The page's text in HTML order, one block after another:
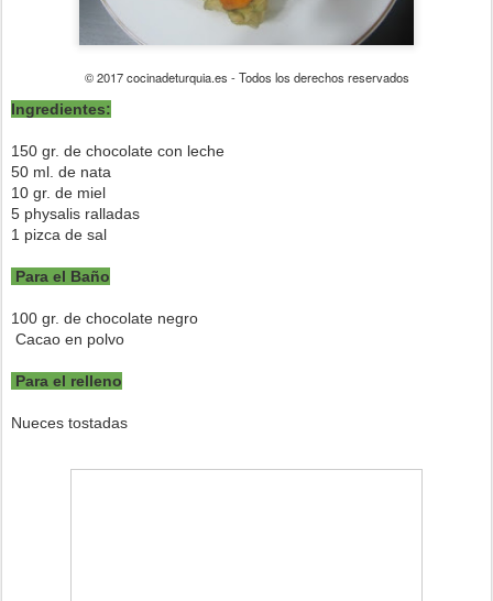
© 2017 cocinadeturquia.es - Todos los derechos reservados
Ingredientes:
150 gr. de chocolate con leche
50 ml. de nata
10 gr. de miel
5 physalis ralladas
1 pizca de sal
Para el Baño
100 gr. de chocolate negro
Cacao en polvo
Para el relleno
Nueces tostadas